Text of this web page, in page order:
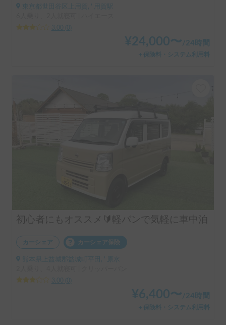
東京都世田谷区上用賀, ' 用賀駅
3.00
¥24,000〜 /24時間
＋保険料・システム利用料
初心者にもオススメ🔰軽バンで気軽に車中泊
カーシェア カーシェア保険
熊本県上益城郡益城町平田, ' 原水
3.00
¥6,400〜 /24時間
＋保険料・システム利用料